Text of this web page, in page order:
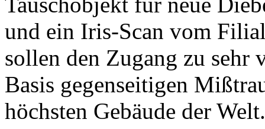
und ein Iris-Scan vom
sollen den Zugang zu
Basis gegenseitigen
höchsten Gebäude der